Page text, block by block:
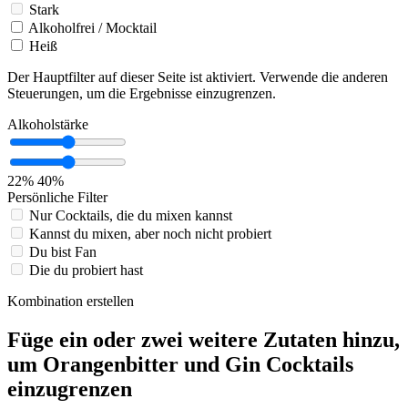
Stark
Alkoholfrei / Mocktail
Heiß
Der Hauptfilter auf dieser Seite ist aktiviert. Verwende die anderen
Steuerungen, um die Ergebnisse einzugrenzen.
Alkoholstärke
22% 40%
Persönliche Filter
Nur Cocktails, die du mixen kannst
Kannst du mixen, aber noch nicht probiert
Du bist Fan
Die du probiert hast
Kombination erstellen
Füge ein oder zwei weitere Zutaten hinzu,
um Orangenbitter und Gin Cocktails
einzugrenzen